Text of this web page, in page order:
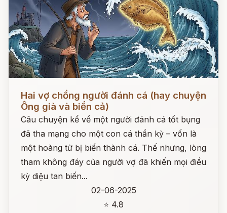
Hai vợ chồng người đánh cá (hay chuyện
Ông già và biển cả)
Câu chuyện kể về một người đánh cá tốt bụng
đã tha mạng cho một con cá thần kỳ – vốn là
một hoàng tử bị biến thành cá. Thế nhưng, lòng
tham không đáy của người vợ đã khiến mọi điều
kỳ diệu tan biến...
02-06-2025
⭐ 4.8